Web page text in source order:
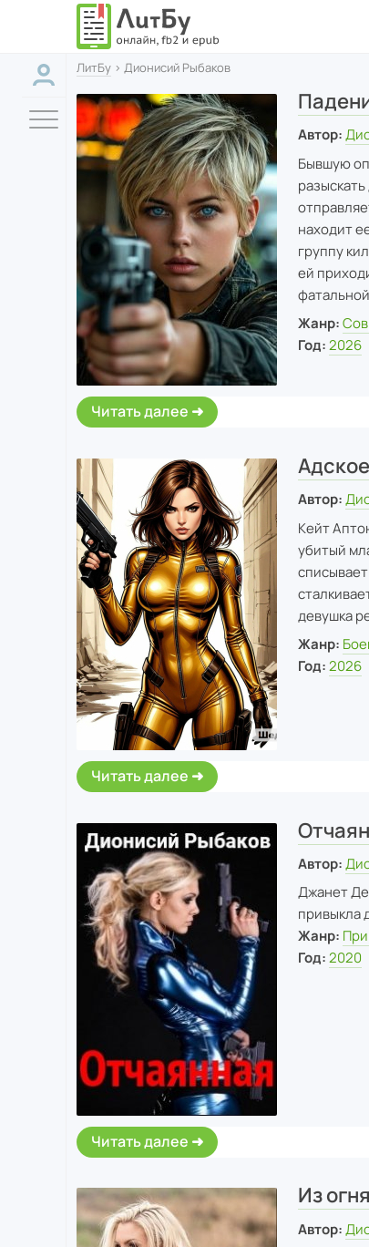
ЛитБу › Дионисий Рыбаков
Автор:
Бывшую
находит
группу
ей
Жанр:
Год: 2026
Читать далее
Автор:
Кейт
убитый
девушка
Жанр:
Год: 2026
Читать далее
Автор:
Джанет
привыкла
Жанр:
Год: 2020
Читать далее
Из
Автор: